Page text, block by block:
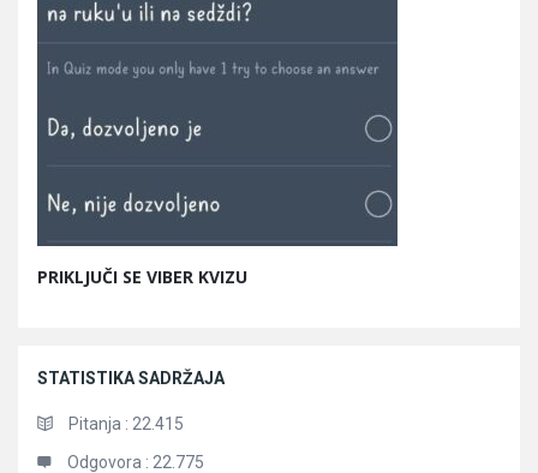
PRIKLJUČI SE VIBER KVIZU
STATISTIKA SADRŽAJA
Pitanja : 22.415
Odgovora : 22.775